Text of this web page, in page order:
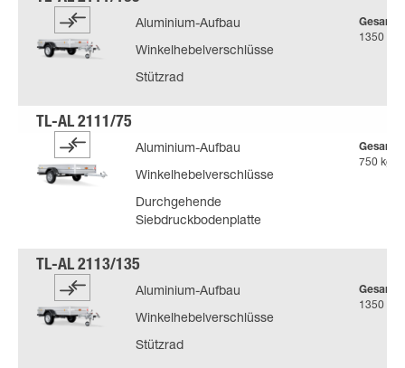
Aluminium-Aufbau
Winkelhebelverschlüsse
Stützrad
1350 kg
Aluminium-Aufbau
Winkelhebelverschlüsse
Durchgehende
Siebdruckbodenplatte
750 kg
Aluminium-Aufbau
Winkelhebelverschlüsse
Stützrad
1350 kg